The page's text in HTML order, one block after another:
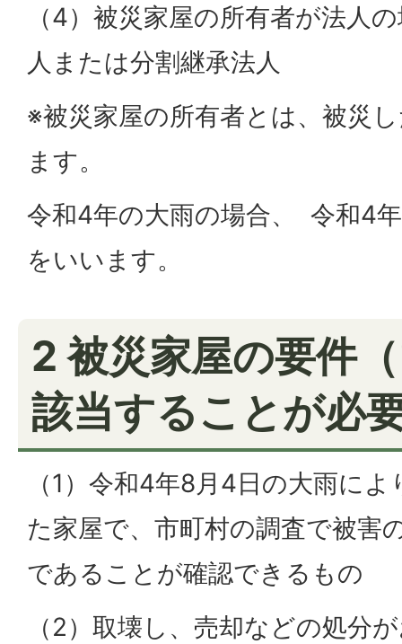
（4）被災家屋の所有者が法人
人または分割継承法人
※被災家屋の所有者とは、被災
ます。
令和4年の大雨の場合、 令和4
をいいます。
2 被災家屋の要件
該当することが必
（1）令和4年8月4日の大雨に
た家屋で、市町村の調査で被害
であることが確認できるもの
（2）取壊し、売却などの処分